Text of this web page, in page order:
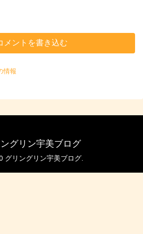
メントを書き込む
情報
グリン宇美ブログ
グリングリン宇美ブログ.